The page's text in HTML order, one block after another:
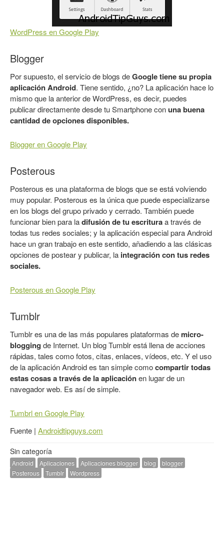
WordPress en Google Play
Blogger
Por supuesto, el servicio de blogs deGoogle tiene su propia
aplicación Android. Tiene sentido, ¿no? La aplicación hace lo
mismo que la anterior de WordPress, es decir, puedes
publicar directamente desde tu Smartphone conuna buena
cantidad de opciones disponibles.
Blogger en Google Play
Posterous
Posterous es una plataforma de blogs que se está volviendo
muy popular. Posterous es la única que puede especializarse
en los blogs del grupo privado y cerrado. También puede
funcionar bien para ladifusión de tu escrituraa través de
todas tus redes sociales; y la aplicación especial para Android
hace un gran trabajo en este sentido, añadiendo a las clásicas
opciones de postear y publicar, la integración con tus redes
sociales.
Posterous en Google Play
Tumblr
Tumblr es una de las más populares plataformas de micro-
blogging de Internet. Un blog Tumblr está llena de acciones
rápidas, tales como fotos, citas, enlaces, vídeos, etc. Y el uso
de la aplicación Android es tan simple comocompartir todas
estas cosas a través de la aplicaciónen lugar de un
navegador web. Es así de simple.
Tumbrl en Google Play
Fuente | Androidtipguys.com
Sin categoría
Android Aplicaciones Aplicaciones blogger blog
blogger
Posterous
Tumblr Wordpress